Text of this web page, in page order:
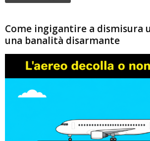
Come ingigantire a dismisura
una banalità disarmante